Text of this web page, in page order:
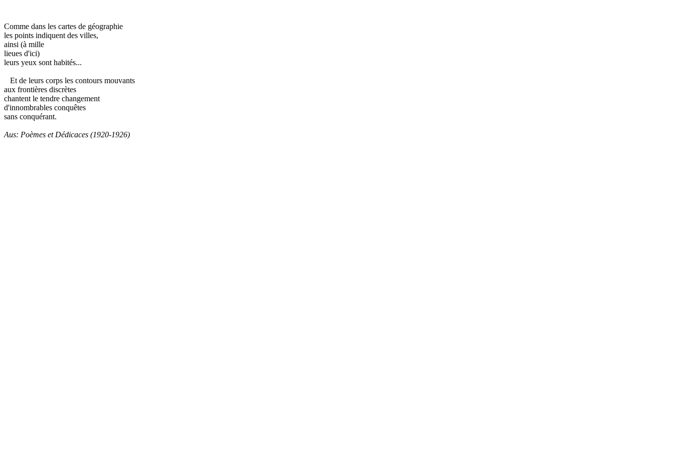
Comme dans les cartes de géographie
les points indiquent des villes,
ainsi (à mille
lieues d'ici)
leurs yeux sont habités...
Et de leurs corps les contours mouvants
aux frontières discrètes
chantent le tendre changement
d'innombrables conquêtes
sans conquérant.
Aus: Poèmes et Dédicaces (1920-1926)